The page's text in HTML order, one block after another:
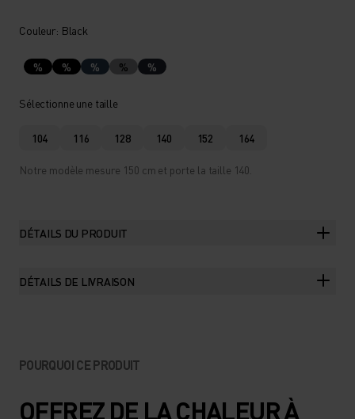
Couleur: Black
% % % % %
Sélectionne une taille
104 116 128 140 152 164
Notre modèle mesure 150 cm et porte la taille 140.
DÉTAILS DU PRODUIT
DÉTAILS DE LIVRAISON
POURQUOI CE PRODUIT
OFFREZ DE LA CHALEUR À